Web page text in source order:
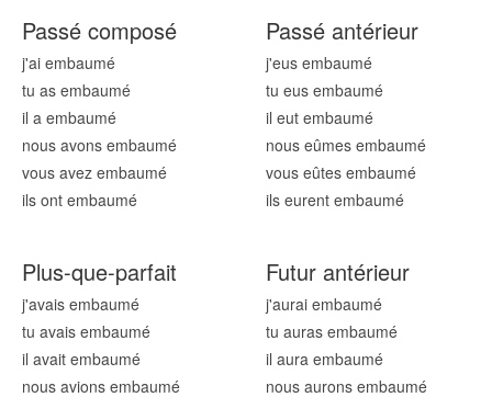
Passé composé
j'ai embaumé
tu as embaumé
il a embaumé
nous avons embaumé
vous avez embaumé
ils ont embaumé
Passé antérieur
j'eus embaumé
tu eus embaumé
il eut embaumé
nous eûmes embaumé
vous eûtes embaumé
ils eurent embaumé
Plus-que-parfait
j'avais embaumé
tu avais embaumé
il avait embaumé
nous avions embaumé
Futur antérieur
j'aurai embaumé
tu auras embaumé
il aura embaumé
nous aurons embaumé